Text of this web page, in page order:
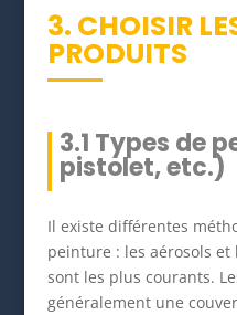
3. CHOISIR
PRODUITS
3.1 Types de
pistolet, etc.)
Il existe différentes
peinture : les aérosols
sont les plus courants.
généralement une